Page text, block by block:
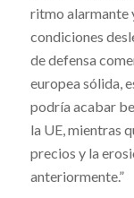
ritmo alarmante
condiciones
de defensa
europea sólida,
podría acabar
la UE, mientras
precios y la
anteriormente.”